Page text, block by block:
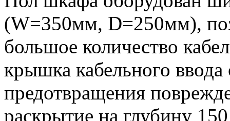
(W=350мм, D=250мм),
большое количество
крышка кабельного
предотвращения
раскрытие на глубину